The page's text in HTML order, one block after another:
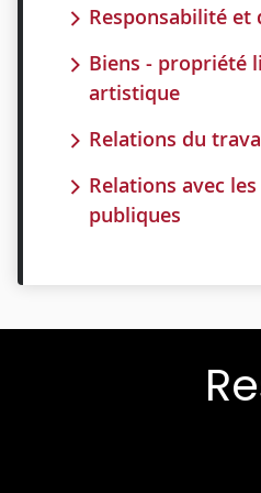
Responsabilité et
Biens - propriété
artistique
Relations du
Relations avec
publiques